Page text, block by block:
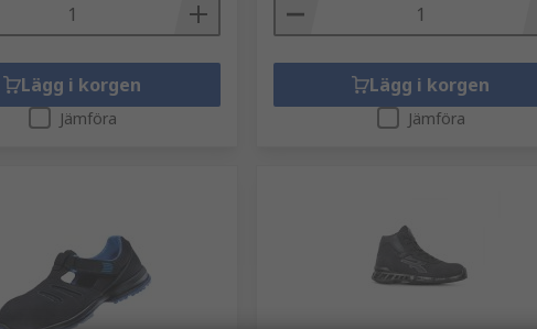
Lägg i korgen
Jämföra
Lägg i korgen
Jämföra